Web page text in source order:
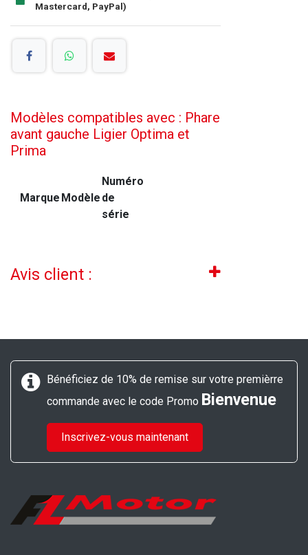
Mastercard, PayPal)
Modèles compatibles avec : Phare
avant gauche Ligier Optima et
Prima
Marque Modèle
Numéro
de
série
Avis client :
Bénéficiez de 10% de remise sur votre premièrre
commande avec le code Promo Bienvenue
Inscrivez-vous maintenant